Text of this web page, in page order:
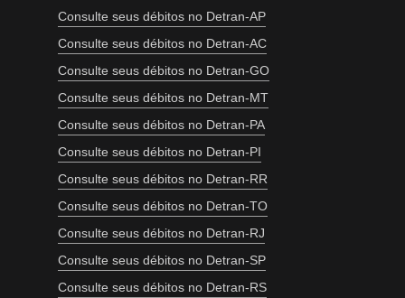
Consulte seus débitos no Detran-AP
Consulte seus débitos no Detran-AC
Consulte seus débitos no Detran-GO
Consulte seus débitos no Detran-MT
Consulte seus débitos no Detran-PA
Consulte seus débitos no Detran-PI
Consulte seus débitos no Detran-RR
Consulte seus débitos no Detran-TO
Consulte seus débitos no Detran-RJ
Consulte seus débitos no Detran-SP
Consulte seus débitos no Detran-RS